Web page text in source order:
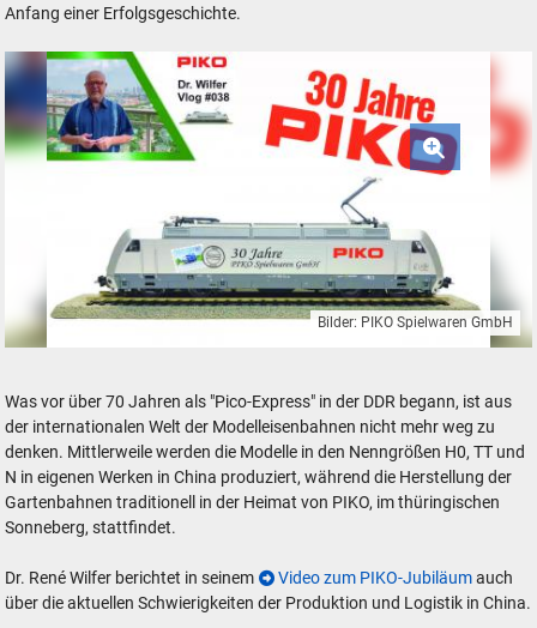
Anfang einer Erfolgsgeschichte.
Bilder: PIKO Spielwaren GmbH
Was vor über 70 Jahren als "Pico-Express" in der DDR begann, ist aus
der internationalen Welt der Modelleisenbahnen nicht mehr weg zu
denken. Mittlerweile werden die Modelle in den Nenngrößen H0, TT und
N in eigenen Werken in China produziert, während die Herstellung der
Gartenbahnen traditionell in der Heimat von PIKO, im thüringischen
Sonneberg, stattfindet.
Dr. René Wilfer berichtet in seinem Video zum PIKO-Jubiläumauch
über die aktuellen Schwierigkeiten der Produktion und Logistik in China.